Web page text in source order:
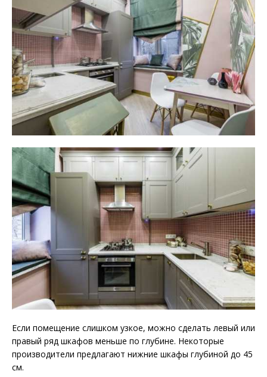
Если помещение слишком узкое, можно сделать левый или
правый ряд шкафов меньше по глубине. Некоторые
производители предлагают нижние шкафы глубиной до 45
см.